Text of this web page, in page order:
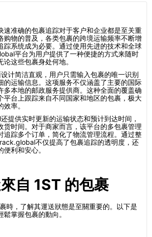
速准确的包裹追踪对于客户和企业都是至关重
购物的普及，各类包裹的跨境运输频率不断增
踪系统成为必要。通过使用先进的技术和全球
平台为用户提供了一种便捷的方式来随时
这些包裹身处何地。
计简洁直观，用户只需输入包裹的唯一识别
的运输信息。这项服务不仅涵盖了主要的国际
多本地的邮政服务提供商。这种全面的覆盖确
平台上跟踪来自不同国家和地区的包裹，极大
率。
提供实时更新的运输状态和预计到达时间，
货时间。对于商家而言，该平台的多包裹管理
追踪多个订单，简化了物流管理流程。通过整
不仅提高了包裹追踪的透明度，还
利和安心。
自 1ST 的包裹
時，了解其運送狀態是至關重要的。以下是
掌握包裹的動向。